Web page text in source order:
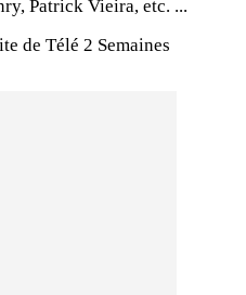
Patrick Vieira, etc. ...
de Télé 2 Semaines